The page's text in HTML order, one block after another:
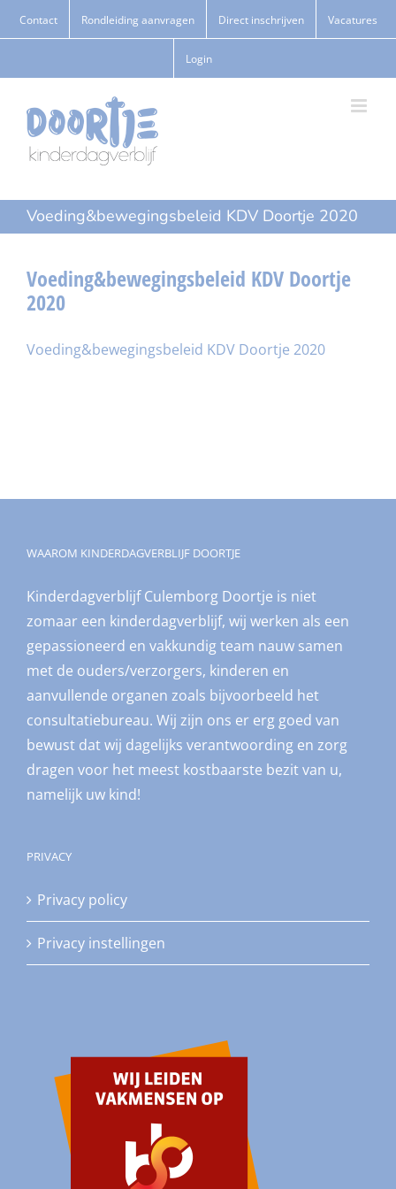
naar
Contact Rondleiding aanvragen Direct inschrijven Vacatures
Login
Voeding&bewegingsbeleid KDV Doortje 2020
Voeding&bewegingsbeleid KDV Doortje
2020
Voeding&bewegingsbeleid KDV Doortje 2020
WAAROM KINDERDAGVERBLIJF DOORTJE
Kinderdagverblijf Culemborg Doortje is niet
zomaar een kinderdagverblijf, wij werken als een
gepassioneerd en vakkundig team nauw samen
met de ouders/verzorgers, kinderen en
aanvullende organen zoals bijvoorbeeld het
consultatiebureau. Wij zijn ons er erg goed van
bewust dat wij dagelijks verantwoording en zorg
dragen voor het meest kostbaarste bezit van u,
namelijk uw kind!
PRIVACY
Privacy policy
Privacy instellingen